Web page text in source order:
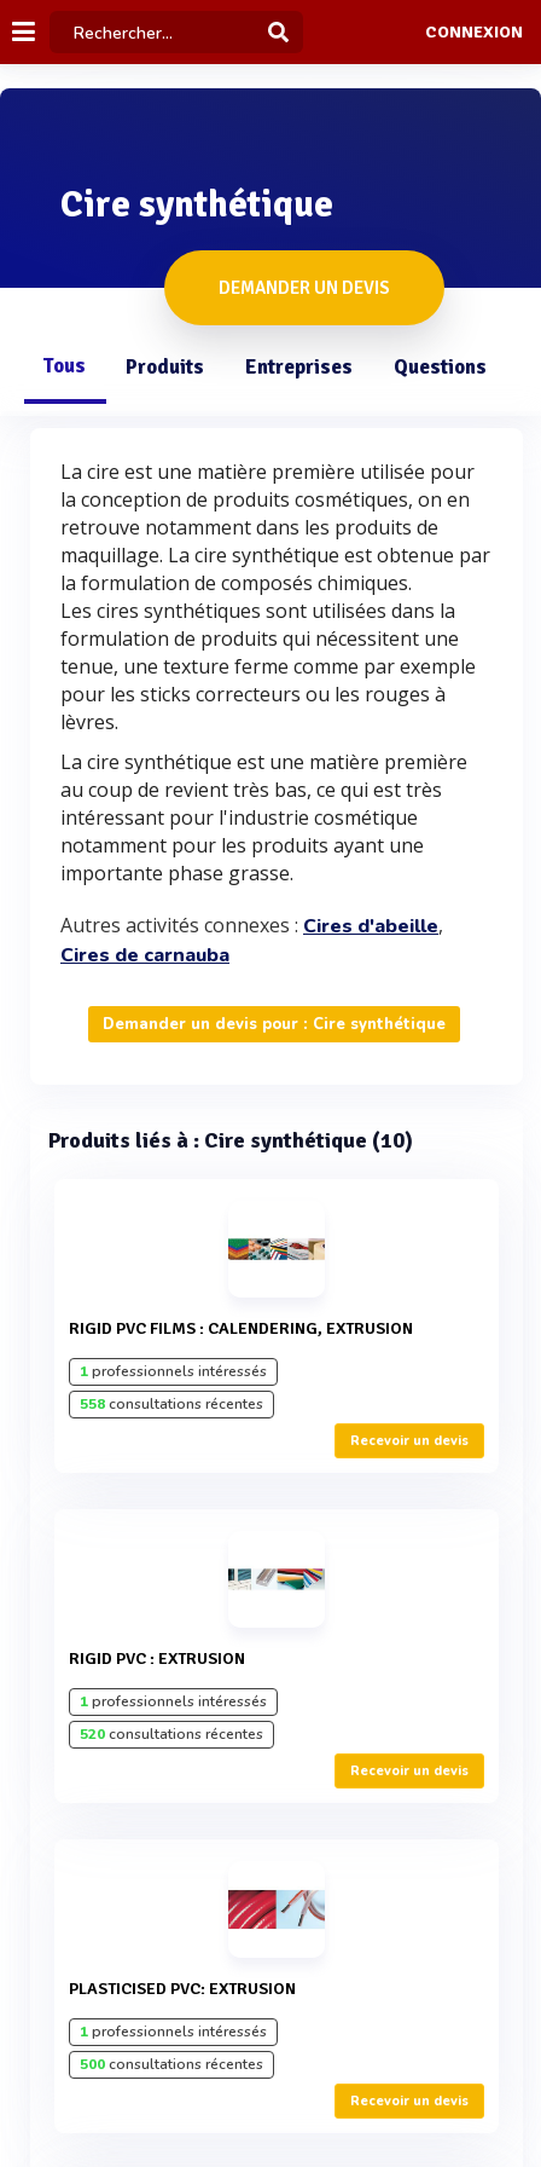
CONNEXION
Cire synthétique
DEMANDER UN DEVIS
Tous Produits Entreprises Questions
La cire est une matière première utilisée pour
la conception de produits cosmétiques, on en
retrouve notamment dans les produits de
maquillage. La cire synthétique est obtenue par
la formulation de composés chimiques.
Les cires synthétiques sont utilisées dans la
formulation de produits qui nécessitent une
tenue, une texture ferme comme par exemple
pour les sticks correcteurs ou les rouges à
lèvres.
La cire synthétique est une matière première
au coup de revient très bas, ce qui est très
intéressant pour l'industrie cosmétique
notamment pour les produits ayant une
importante phase grasse.
Autres activités connexes : Cires d'abeille,
Cires de carnauba
Demander un devis pour : Cire synthétique
Produits liés à : Cire synthétique (10)
RIGID PVC FILMS : CALENDERING, EXTRUSION
1professionnels intéressés
558consultations récentes
Recevoir un devis
RIGID PVC : EXTRUSION
1professionnels intéressés
520consultations récentes
Recevoir un devis
PLASTICISED PVC: EXTRUSION
1professionnels intéressés
500consultations récentes
Recevoir un devis